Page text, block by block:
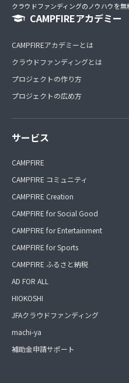
クラウドファンディングのノウハウを無
CAMPFIREアカデミー
CAMPFIREアカデミーとは
クラウドファンディングとは
プロジェクトの作り方
プロジェクトの広め方
サービス
CAMPFIRE
CAMPFIRE コミュニティ
CAMPFIRE Creation
CAMPFIRE for Social Good
CAMPFIRE for Entertainment
CAMPFIRE for Sports
CAMPFIRE ふるさと納税
AD FOR ALL
HIOKOSHI
JFAクラウドファンディング
machi-ya
補助金申請サポート